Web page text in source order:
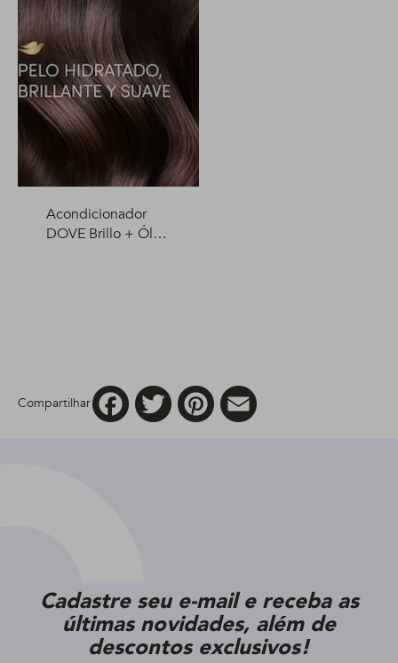
Acondicionador
DOVE Brillo + Óleo
Compartilhar
FacebookTwitter Pinterest
Cadastre seu e-mail e receba as
últimas novidades, além de
descontos exclusivos!